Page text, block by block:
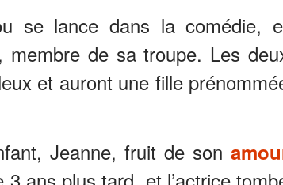
se lance dans la comédie,
membre de sa troupe. Les
et auront une fille
Jeanne, fruit de son